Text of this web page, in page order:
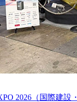
2026（国際建設